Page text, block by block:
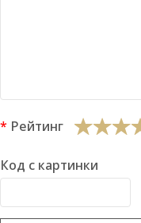
Рейтинг
Код с картинки